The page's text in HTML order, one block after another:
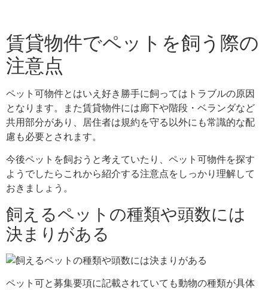
賃貸物件でペットを飼う際の
注意点
ペット可物件とはいえ好き勝手に飼ってはトラブルの原因
となります。また賃貸物件には廊下や階段・ベランダなど
共用部分があり、居住者は規約を守る以外にも常識的な配
慮も必要とされます。
今後ペットを飼おうと考えていたり、ペット可物件を探す
ようでしたらこれから紹介する注意点をしっかり理解して
おきましょう。
飼えるペットの種類や頭数には
決まりがある
ペット可と募集要項に記載されていても動物の種類が具体